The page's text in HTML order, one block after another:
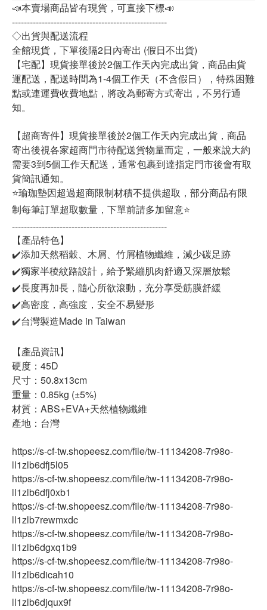
📣本賣場商品皆有現貨，可直接下標📣
----------------------------------------------------
◇出貨與配送流程
全館現貨，下單後隔2日內寄出 (假日不出貨)
【宅配】現貨接單後於2個工作天內完成出貨，商品由貨
運配送，配送時間為1-4個工作天（不含假日），特殊困難
點或連運費收費地點，將改為郵寄方式寄出，不另行通
知。
【超商寄件】現貨接單後於2個工作天內完成出貨，商品
寄出後視各家超商門市待配送貨物量而定，一般來說大約
需要3到5個工作天配送，通常包裹到達指定門市後會有取
貨簡訊通知。
⭐瑜珈墊因超過超商限制材積不提供超取，部分商品有限
制每筆訂單超取數量，下單前請多加留意⭐
----------------------------------------------------
【產品特色】
✔️添加天然稻穀、木屑、竹屑植物纖維，減少碳足跡
✔️獨家半稜紋路設計，給予緊繃肌肉舒適又深層放鬆
✔️長度再加長，隨心所欲滾動，充分享受筋膜舒緩
✔️高密度，高強度，安全不易變形
✔️台灣製造Made in Taiwan
【產品資訊】
硬度：45D
尺寸：50.8x13cm
重量：0.85kg (±5%)
材質：ABS+EVA+天然植物纖維
產地：台灣
https://s-cf-tw.shopeesz.com/file/tw-11134208-7r98o-
ll1zlb6dfj5l05
https://s-cf-tw.shopeesz.com/file/tw-11134208-7r98o-
ll1zlb6dfj0xb1
https://s-cf-tw.shopeesz.com/file/tw-11134208-7r98o-
ll1zlb7rewmxdc
https://s-cf-tw.shopeesz.com/file/tw-11134208-7r98o-
ll1zlb6dgxq1b9
https://s-cf-tw.shopeesz.com/file/tw-11134208-7r98o-
ll1zlb6dicah10
https://s-cf-tw.shopeesz.com/file/tw-11134208-7r98o-
ll1zlb6djqux9f